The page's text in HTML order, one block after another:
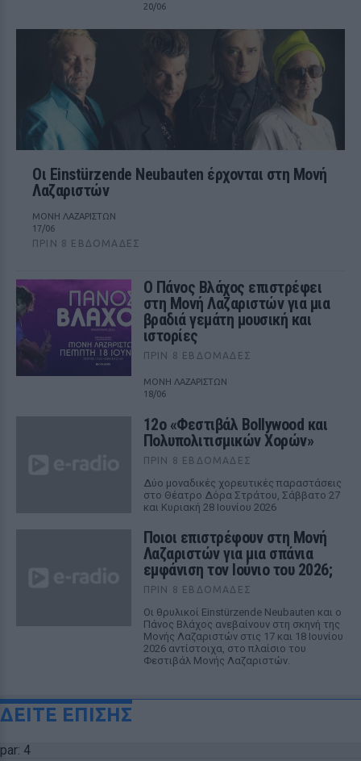
20/06
Οι Einstürzende Neubauten έρχονται στη Μονή
Λαζαριστών
ΜΟΝΗ ΛΑΖΑΡΙΣΤΩΝ
17/06
ΠΡΙΝ 8 ΕΒΔΟΜΆΔΕΣ
Ο Πάνος Βλάχος επιστρέφει
στη Μονή Λαζαριστών για μια
βραδιά γεμάτη μουσική και
ιστορίες
ΠΡΙΝ 8 ΕΒΔΟΜΆΔΕΣ
ΜΟΝΗ ΛΑΖΑΡΙΣΤΩΝ
18/06
12ο «Φεστιβάλ Bollywood και
Πολυπολιτισμικών Χορών»
ΠΡΙΝ 8 ΕΒΔΟΜΆΔΕΣ
Δύο μοναδικές χορευτικές παραστάσεις
στο Θέατρο Δόρα Στράτου, Σάββατο 27
και Κυριακή 28 Ιουνίου 2026
Ποιοι επιστρέφουν στη Μονή
Λαζαριστών για μια σπάνια
εμφάνιση τον Ιούνιο του 2026;
ΠΡΙΝ 8 ΕΒΔΟΜΆΔΕΣ
Οι θρυλικοί Einstürzende Neubauten και ο
Πάνος Βλάχος ανεβαίνουν στη σκηνή της
Μονής Λαζαριστών στις 17 και 18 Ιουνίου
2026 αντίστοιχα, στο πλαίσιο του
Φεστιβάλ Μονής Λαζαριστών.
ΔΕΙΤΕ ΕΠΙΣΗΣ
par: 4